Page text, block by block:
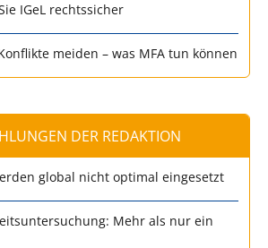
IGeL rechtssicher
meiden – was MFA tun können
DER REDAKTION
global nicht optimal eingesetzt
Mehr als nur ein